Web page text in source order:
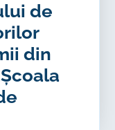
de
din